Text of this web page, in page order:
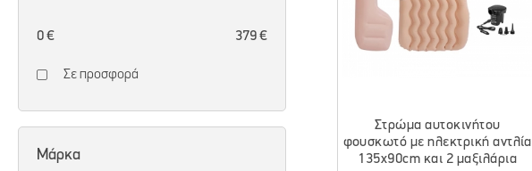
0 € 379 €
Σε προσφορά
Μάρκα
Στρώμα αυτοκινήτου
φουσκωτό με ηλεκτρική αντλία
135x90cm και 2 μαξιλάρια